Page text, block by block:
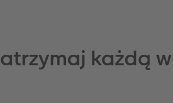
każdą